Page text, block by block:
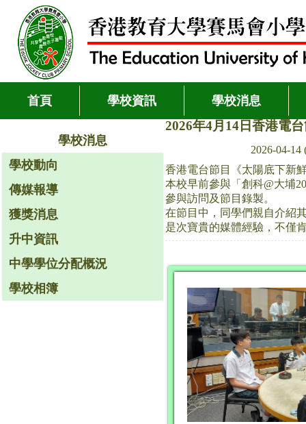
首頁 學校資訊 學校消息
學校消息
學校動向
傳媒報導
獲獎消息
升中資訊
中學學位分配概況
學校相簿
2026年4月14日香港電
2026-04-14
香港電台節目《太陽底下新
本校早前參與「創科@大埔
參與訪問及節目錄製。
在節目中，同學們親自介紹
是次寶貴的媒體經驗，不僅